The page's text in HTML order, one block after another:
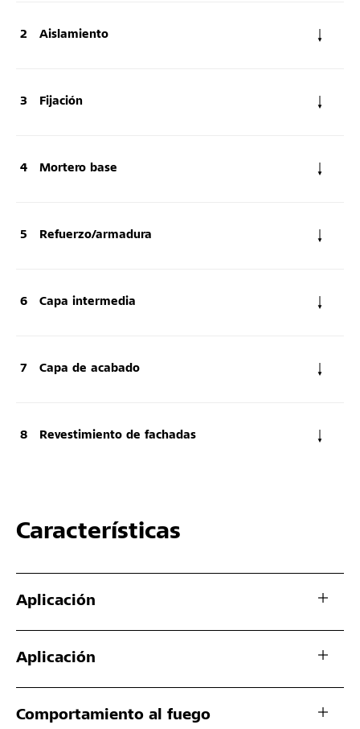
Aislamiento
Fijación
Mortero base
Refuerzo/armadura
Capa intermedia
Capa de acabado
Revestimiento de fachadas
Características
Aplicación
Aplicación
Comportamiento al fuego